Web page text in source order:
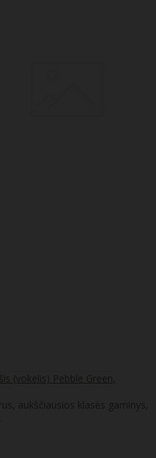
(vokelis) Pebble Green,
aukščiausios klasės gaminys,